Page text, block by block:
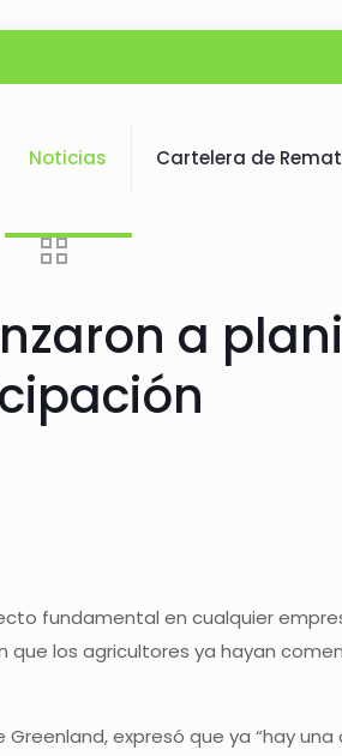
Noticias Cartelera de
a
fundamental en cualquier
los agricultores ya hayan
expresó que ya “hay